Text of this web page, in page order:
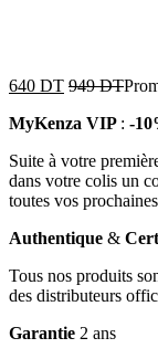
640 DT 949DT
MyKenza VIP : -
Suite à votre
dans votre colis un
toutes vos
Authentique &
Tous nos produits
des distributeurs
Garantie 2 ans